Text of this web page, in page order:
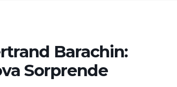
Barachin:
Sorprende